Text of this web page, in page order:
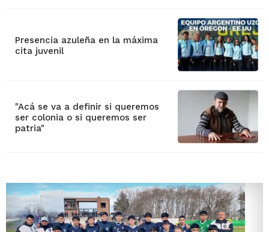
Presencia azuleña en la máxima
cita juvenil
"Acá se va a definir si queremos
ser colonia o si queremos ser
patria"